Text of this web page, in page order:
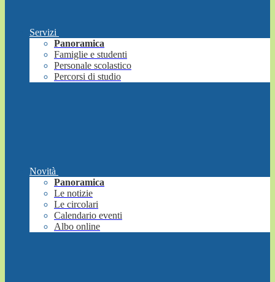
Servizi
Panoramica
Famiglie e studenti
Personale scolastico
Percorsi di studio
Novità
Panoramica
Le notizie
Le circolari
Calendario eventi
Albo online